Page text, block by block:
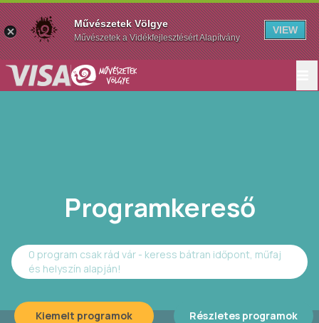
Programkereső
0 program csak rád vár - keress bátran időpont, műfaj
és helyszín alapján!
Kiemelt programok Részletes programok
Művészetek Völgye
Művészetek a Vidékfejlesztésért Alapítvány
VIEW